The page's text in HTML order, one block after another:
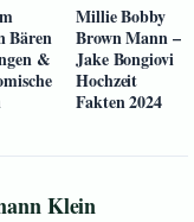
Bären
&
Millie Bobby
Brown Mann –
Jake Bongiovi
Hochzeit
Fakten 2024
Klein